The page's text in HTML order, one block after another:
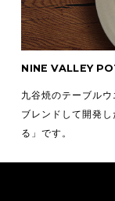
NINE VALLEY
九谷焼のテーブル
ブレンドして開発
る」です。